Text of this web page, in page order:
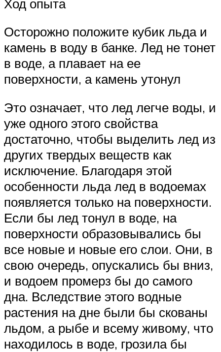
Ход опыта
Осторожно положите кубик льда и
камень в воду в банке. Лед не тонет
в воде, а плавает на ее
поверхности, а камень утонул
Это означает, что лед легче воды, и
уже одного этого свойства
достаточно, чтобы выделить лед из
других твердых веществ как
исключение. Благодаря этой
особенности льда лед в водоемах
появляется только на поверхности.
Если бы лед тонул в воде, на
поверхности образовывались бы
все новые и новые его слои. Они, в
свою очередь, опускались бы вниз,
и водоем промерз бы до самого
дна. Вследствие этого водные
растения на дне были бы скованы
льдом, а рыбе и всему живому, что
находилось в воде, грозила бы